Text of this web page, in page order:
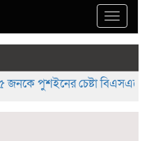
Toggle
পুশইনের চেষ্টা বিএসএফের,